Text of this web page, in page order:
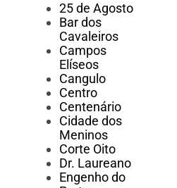
25 de Agosto
Bar dos
Cavaleiros
Campos
Elíseos
Cangulo
Centro
Centenário
Cidade dos
Meninos
Corte Oito
Dr. Laureano
Engenho do